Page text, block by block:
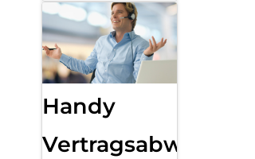
Handy
Vertragsabwicklung